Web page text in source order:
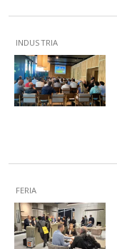
INDUSTRIA
FERIA